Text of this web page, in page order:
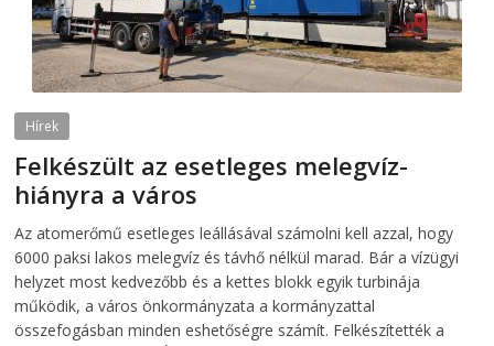
Hírek
Felkészült az esetleges melegvíz-
hiányra a város
Az atomerőmű esetleges leállásával számolni kell azzal, hogy
6000 paksi lakos melegvíz és távhő nélkül marad. Bár a vízügyi
helyzet most kedvezőbb és a kettes blokk egyik turbinája
működik, a város önkormányzata a kormányzattal
összefogásban minden eshetőségre számít. Felkészítették a